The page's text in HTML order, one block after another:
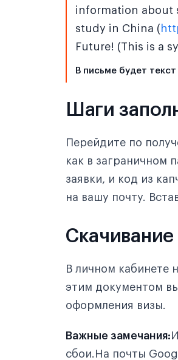
information about
study in China (
Future! (This is a
В письме будет
Шаги
Перейдите по
как в заграничном
заявки, и код из
на вашу почту.
В личном кабинете
этим документом
оформления визы.
Важные замечания:
сбои.На почты